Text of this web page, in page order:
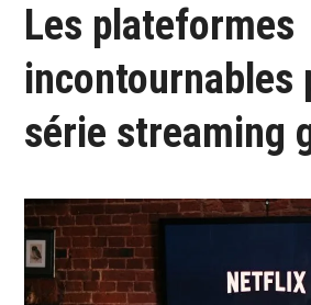
Les plateformes
incontournables
série streaming